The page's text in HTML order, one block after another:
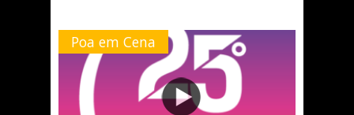
Poa em Cena